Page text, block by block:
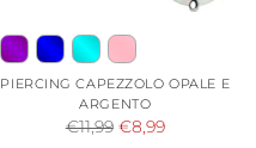
PIERCING CAPEZZOLO OPALE E
ARGENTO
Prezzo
€11,99 €8,99